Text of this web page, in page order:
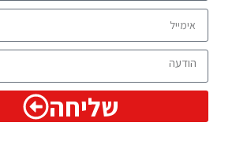
שליחה